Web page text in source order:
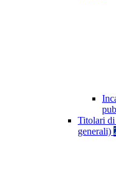
Titolari
generali)